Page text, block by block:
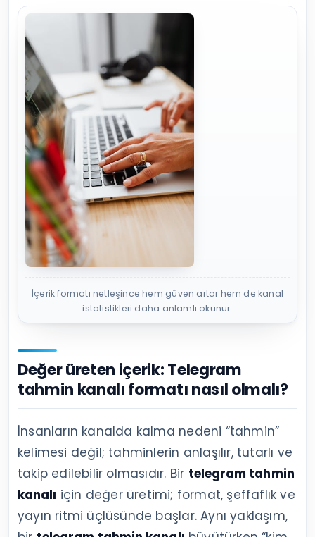
İçerik formatı netleşince hem güven artar hem de kanal
istatistikleri daha anlamlı okunur.
Değer üreten içerik: Telegram
tahmin kanalı formatı nasıl olmalı?
İnsanların kanalda kalma nedeni “tahmin”
kelimesi değil; tahminlerin anlaşılır, tutarlı ve
takip edilebilir olmasıdır. Bir telegram tahmin
kanalı için değer üretimi; format, şeffaflık ve
yayın ritmi üçlüsünde başlar. Aynı yaklaşım,